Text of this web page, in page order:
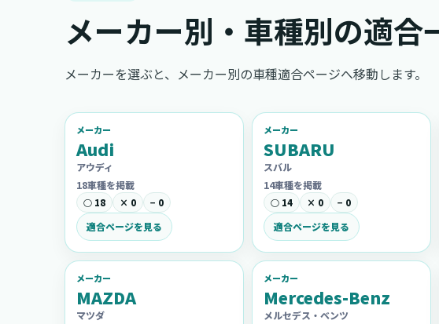
メーカー別・車種別の適合
メーカーを選ぶと、メーカー別の車種適合ページへ移動します。
メーカー
Audi
アウディ
18車種を掲載
○ 18 × 0 − 0
適合ページを見る
メーカー
SUBARU
スバル
14車種を掲載
○ 14 × 0 − 0
適合ページを見る
メーカー
MAZDA
マツダ
メーカー
Mercedes-Benz
メルセデス・ベンツ